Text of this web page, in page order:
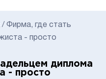
/ Фирма, где стать
- просто
диплома
- просто